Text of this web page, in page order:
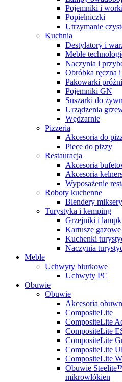
Pojemniki i
Popielniczki
Utrzymanie
Kuchnia
Destylatory i
Meble
Naczynia i
Obróbka ręczna
Pakowarki
Pojemniki GN
Suszarki do
Urządzenia
Wędzarnie
Pizzeria
Akcesoria do
Piece do pizzy
Restauracja
Akcesoria
Akcesoria
Wyposażenie
Roboty kuchenne
Blendery miksery
Turystyka i kemping
Grzejniki i
Kartusze gazowe
Kuchenki
Naczynia
Meble
Uchwyty biurkowe
Uchwyty PC
Obuwie
Obuwie
Akcesoria
CompositeLite
CompositeLite
CompositeLite
CompositeLite
CompositeLite
CompositeLite
Obuwie
mikrowłókien